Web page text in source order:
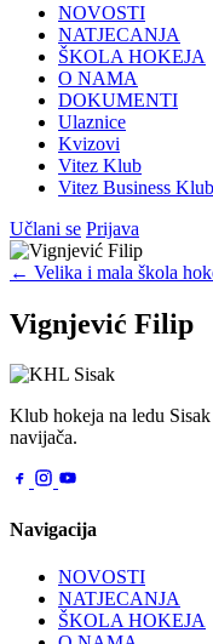
NOVOSTI
NATJECANJA
ŠKOLA HOKEJA
O NAMA
DOKUMENTI
Ulaznice
Kvizovi
Vitez Klub
Vitez Business Klub
Učlani se Prijava
← Velika i mala škola
Vignjević Filip
Klub hokeja na ledu
navijača.
Navigacija
NOVOSTI
NATJECANJA
ŠKOLA HOKEJA